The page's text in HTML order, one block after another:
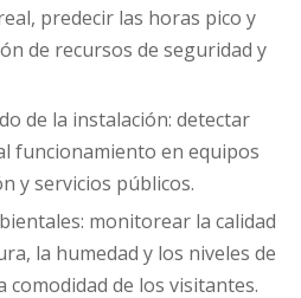
predecir las horas pico y
de recursos de seguridad y
de la instalación: detectar
funcionamiento en equipos
y servicios públicos.
monitorear la calidad
la humedad y los niveles de
de los visitantes.